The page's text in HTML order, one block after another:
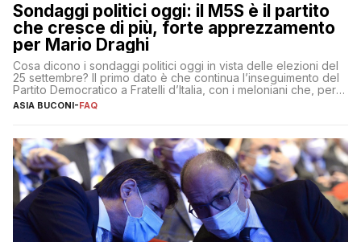
Sondaggi politici oggi: il M5S è il partito
che cresce di più, forte apprezzamento
per Mario Draghi
Cosa dicono i sondaggi politici oggi in vista delle elezioni del
25 settembre? Il primo dato è che continua l’inseguimento del
Partito Democratico a Fratelli d’Italia, con i meloniani che, però,
sembrano accumulare sempre più distacco affermandosi come
primo partito con il 24% (+0,7% rispetto a fine luglio), un
ASIA BUCONI-FAQ